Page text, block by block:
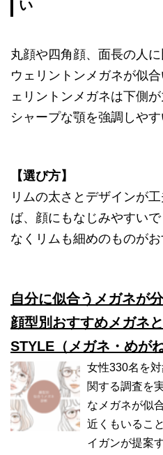
い
丸顔や四角顔、面長の人
ウェリントンメガネが似
ェリントンメガネは下側
シャープな顎を強調しやす
【選び方】
リムの太さとデザインが
ば、顔にもなじみやすい
なくリムも細めのものがお
自分に似合うメガネが
顔型別おすすめメガネ
STYLE（メガネ・めがね
女性330名を
関する調査を
なメガネが似
近くもいるこ
イガンが提案